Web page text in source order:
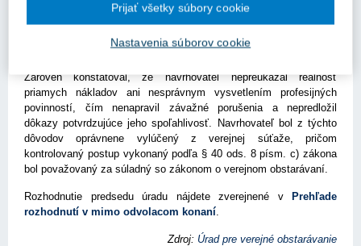
Rozhodnutím sa stotožnil s posudkom úradu z júna 2022 a
ktoré bolo založené na cenovej ponuke tretích subjektov bez
Zároveň konštatoval, že navrhovateľ nepreukázal reálnosť
priamych nákladov ani nesprávnym vysvetlením profesijných
povinností, čím nenapravil závažné porušenia a nepredložil
dôkazy potvrdzujúce jeho spoľahlivosť. Navrhovateľ bol z týchto
dôvodov oprávnene vylúčený z verejnej súťaže, pričom
kontrolovaný postup vykonaný podľa § 40 ods. 8 písm. c) zákona
bol považovaný za súladný so zákonom o verejnom obstarávaní.
Rozhodnutie predsedu úradu nájdete zverejnené v Prehľade
rozhodnutí v mimo odvolacom konaní
Zdroj: Úrad pre verejné obstarávanie
Nastavenia súborov cookie
Prijať všetky súbory cookie